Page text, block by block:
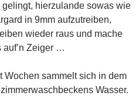
hierzulande sowas wie
in 9mm aufzutreiben,
wieder raus und mache
auf’n Zeiger …
Wochen sammelt sich in dem
Wasser.